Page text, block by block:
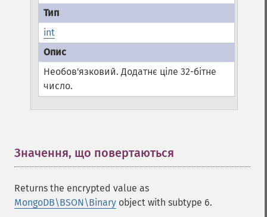
int
Необов'язковий. Додатнє ціле 32-бітне
число.
Значення, що повертаються
Returns the encrypted value as
MongoDB\BSON\Binary object with subtype 6.